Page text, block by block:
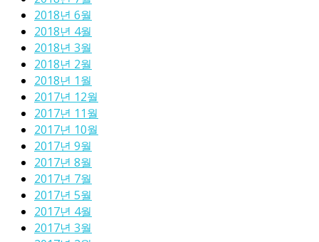
2018년 6월
2018년 4월
2018년 3월
2018년 2월
2018년 1월
2017년 12월
2017년 11월
2017년 10월
2017년 9월
2017년 8월
2017년 7월
2017년 5월
2017년 4월
2017년 3월